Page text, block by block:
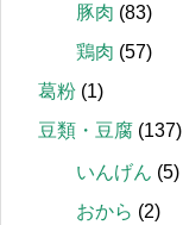
豚肉 (83)
鶏肉 (57)
葛粉 (1)
豆類・豆腐 (137)
いんげん (5)
おから (2)